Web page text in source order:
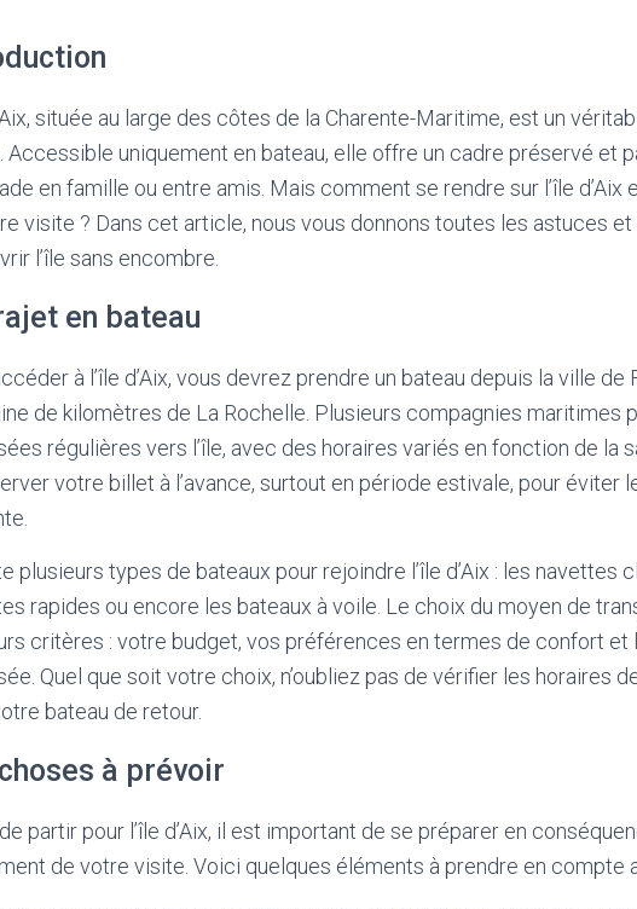
située au large des côtes de la Charente-Maritime, est un
Accessible uniquement en bateau, elle offre un cadre préservé et
en famille ou entre amis. Mais comment se rendre sur l’île
visite ? Dans cet article, nous vous donnons toutes les astuces
l’île sans encombre.
en bateau
à l’île d’Aix, vous devrez prendre un bateau depuis la ville de
de kilomètres de La Rochelle. Plusieurs compagnies maritimes
régulières vers l’île, avec des horaires variés en fonction de la
votre billet à l’avance, surtout en période estivale, pour éviter
plusieurs types de bateaux pour rejoindre l’île d’Aix : les navettes
rapides ou encore les bateaux à voile. Le choix du moyen de
critères : votre budget, vos préférences en termes de confort et
Quel que soit votre choix, n’oubliez pas de vérifier les horaires
bateau de retour.
à prévoir
partir pour l’île d’Aix, il est important de se préparer en
de votre visite. Voici quelques éléments à prendre en compte